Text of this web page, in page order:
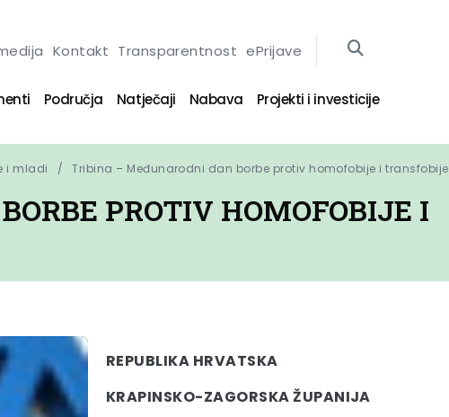
Kontakt Transparentnost ePrijave
Područja Natječaji Nabava Projekti i investicije
i mladi Tribina – Međunarodni dan borbe protiv homofobije i transfobije
PROTIV HOMOFOBIJE I
REPUBLIKA HRVATSKA
KRAPINSKO-ZAGORSKA ŽUPANIJA